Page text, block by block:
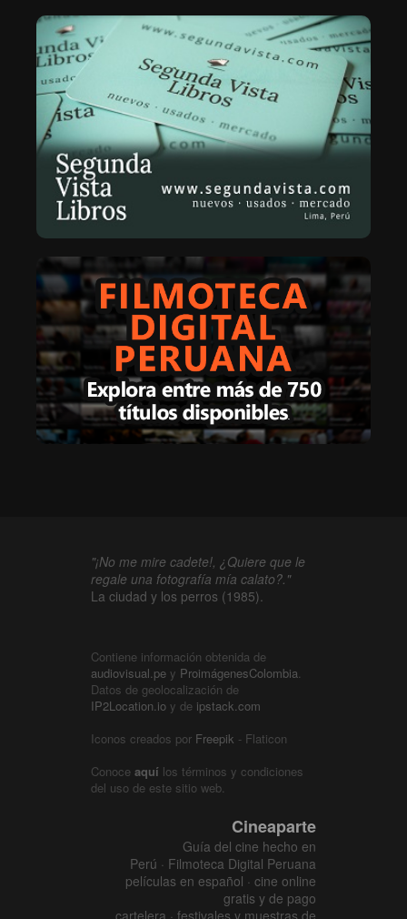
"¡No me mire cadete!, ¿Quiere que le
regale una fotografía mía calato?."
La ciudad y los perros (1985).
Contiene información obtenida de
audiovisual.pe y ProimágenesColombia.
Datos de geolocalización de
IP2Location.io y de ipstack.com
Iconos creados por Freepik - Flaticon
Conoce aquí los términos y condiciones
del uso de este sitio web.
Cineaparte
Guía del cine hecho en
Perú · Filmoteca Digital Peruana
películas en español · cine online
gratis y de pago